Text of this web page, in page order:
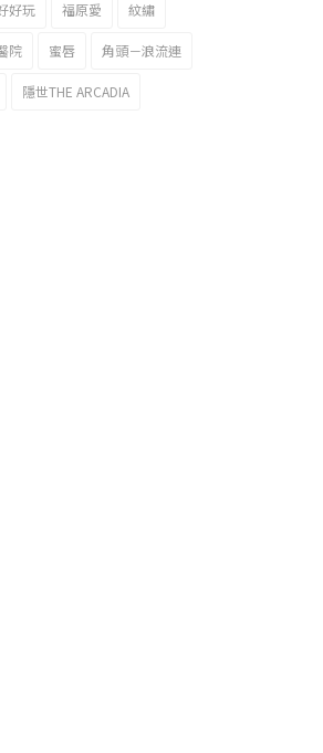
好玩 福原愛 紋繡
院 蜜唇 角頭－浪流連
隱世THE ARCADIA